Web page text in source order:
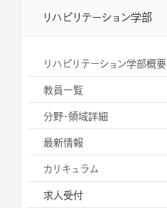
リハビリテーション学部
リハビリテーション学部概要
教員一覧
分野・領域詳細
最新情報
カリキュラム
求人受付